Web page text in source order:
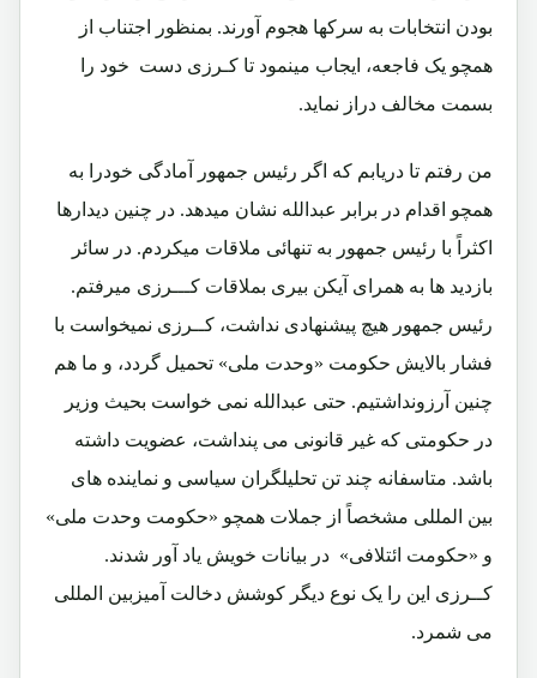
بودن انتخابات به سرکها هجوم آورند. بمنظور اجتناب از
همچو یک فاجعه، ایجاب مینمود تا کـرزی دست خود را
بسمت مخالف دراز نماید.
من رفتم تا دریابم که اگر رئیس جمهور آمادگی خودرا به
همچو اقدام در برابر عبدالله نشان میدهد. در چنین دیدارها
اکثراً با رئیس جمهور به تنهائی ملاقات میکردم. در سائر
بازدید ها به همرای آیکن بیری بملاقات کـــرزی میرفتم.
رئیس جمهور هیچ پیشنهادی نداشت، کــرزی نمیخواست با
فشار بالایش حکومت «وحدت ملی» تحمیل گردد، و ما هم
چنین آرزونداشتیم. حتی عبدالله نمی خواست بحیث وزیر
در حکومتی که غیر قانونی می پنداشت، عضویت داشته
باشد. متاسفانه چند تن تحلیلگران سیاسی و نماینده های
بین المللی مشخصاً از جملات همچو «حکومت وحدت ملی»
و «حکومت ائتلافی» در بیانات خویش یاد آور شدند.
کــرزی این را یک نوع دیگر کوشش دخالت آمیزبین المللی
می شمرد.